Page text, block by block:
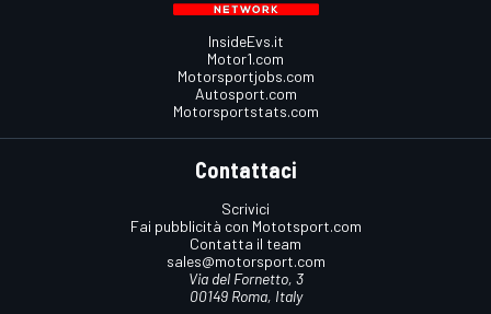
InsideEvs.it
Motor1.com
Motorsportjobs.com
Autosport.com
Motorsportstats.com
Contattaci
Scrivici
Fai pubblicità con Mototsport.com
Contatta il team
sales@motorsport.com
Via del Fornetto, 3
00149 Roma, Italy